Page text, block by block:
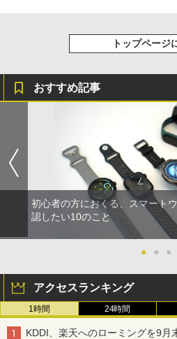
トップページ
おすすめ記事
初心者の方におくる、スマート
認したい10のこと
● ● ●
アクセスランキング
1時間 24時間
KDDI、楽天へのローミングを9月